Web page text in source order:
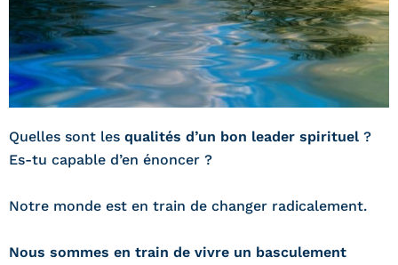
Quelles sont les qualités d’un bon leader spirituel ?
Es-tu capable d’en énoncer ?
Notre monde est en train de changer radicalement.
Nous sommes en train de vivre un basculement